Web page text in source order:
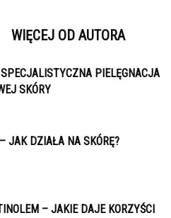
WIĘCEJ OD AUTORA
PIELĘGNACJA
SKÓRY
JAK DZIAŁA NA SKÓRĘ?
– JAKIE DAJE KORZYŚCI